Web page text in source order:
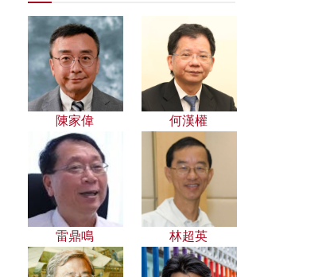
陳家偉 何漢權
雷鼎鳴 林超英